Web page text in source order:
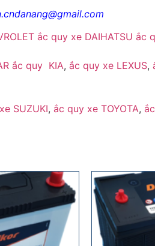
ắc quy xe DAIHATSU ắc
ắc quy KIA, ắc quy xe LEXUS,
SUZUKI, ắc quy xe TOYOTA,